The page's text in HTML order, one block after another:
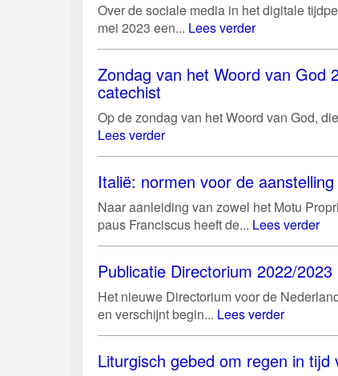
Over de sociale media in het digitale
mei 2023 een... Lees verder
Zondag van het Woord van God
catechist
Op de zondag van het Woord van God,
Lees verder
Italië: normen voor de
Naar aanleiding van zowel het Motu
paus Franciscus heeft de... Lees verder
Publicatie Directorium 2022/
Het nieuwe Directorium voor de
en verschijnt begin... Lees verder
Liturgisch gebed om regen in